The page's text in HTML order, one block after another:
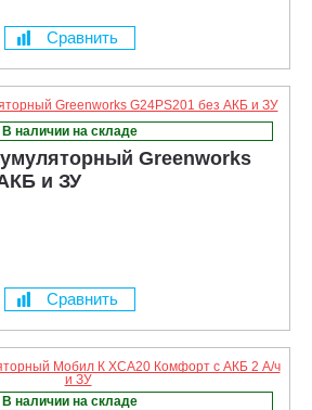
Сравнить
В наличии на складе
Greenworks
и ЗУ
Сравнить
В наличии на складе